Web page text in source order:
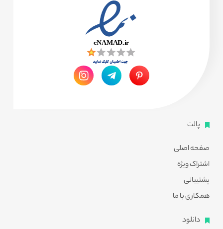
پالت
صفحه اصلی
اشتراک ویژه
پشتیبانی
همکاری با ما
دانلود